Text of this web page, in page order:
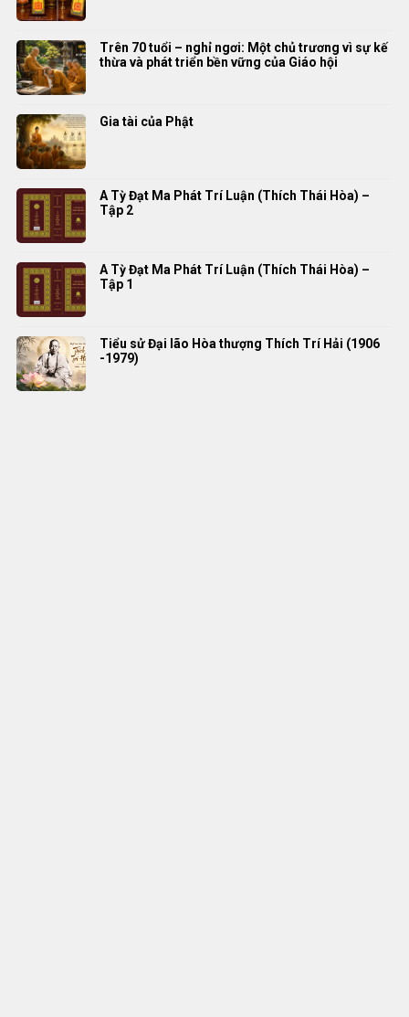
Trên 70 tuổi – nghỉ ngơi: Một chủ trương vì sự kế
thừa và phát triển bền vững của Giáo hội
Gia tài của Phật
A Tỳ Đạt Ma Phát Trí Luận (Thích Thái Hòa) –
Tập 2
A Tỳ Đạt Ma Phát Trí Luận (Thích Thái Hòa) –
Tập 1
Tiểu sử Đại lão Hòa thượng Thích Trí Hải (1906
-1979)